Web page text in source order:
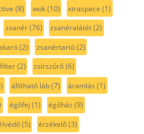
(8) wok(10) xtraspace (1)
zsanér(76) zsanéralátét(2)
(2) zsanértartó(2)
(2) zsírszűrő(6)
állítható láb(7) áramlás (1)
égőfej (1) égőház (9)
(5) érzékelő(3)